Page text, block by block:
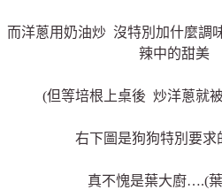
而洋蔥用奶油炒 沒特別加什麼調
辣中的甜美
(但等培根上桌後 炒洋蔥就
右下圖是狗狗特別要求
真不愧是葉大廚….(